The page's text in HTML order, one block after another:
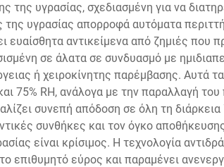
της υγρασίας, σχεδιασμένη για να
της υγρασίας απορροφά αυτόματα
αντικείμενα από ζημιές που
σε άλατα σε συνδυασμό με
ή χειροκίνητης παρέμβασης. Αυτά
75% RH, ανάλογα με την παραλλαγή
συνεπή απόδοση σε όλη τη
συνθήκες και τον όγκο
είναι κρίσιμος. Η τεχνολογία
επιθυμητό εύρος και παραμένει